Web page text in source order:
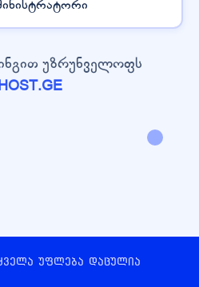
უზრუნველოფს
ყველა უფლება დაცულია